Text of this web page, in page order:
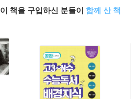
이 책을 구입하신 분들이 함께 산 책